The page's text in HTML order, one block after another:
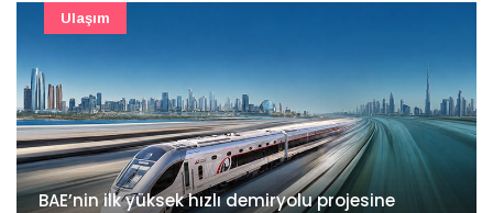
Mimarlık ve mühendislik projeleri e-PYS ile dijital
Güncel